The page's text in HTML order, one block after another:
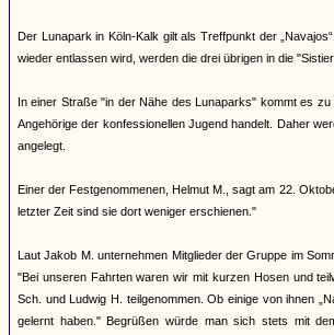
Der Lunapark in Köln-Kalk gilt als Treffpunkt der
wieder entlassen wird, werden die drei übrigen in die
In einer Straße "in der Nähe des Lunaparks" kommt es
Angehörige der konfessionellen Jugend handelt. Daher
angelegt.
Einer der Festgenommenen, Helmut M., sagt am 22.
letzter Zeit sind sie dort weniger erschienen."
Laut Jakob M. unternehmen Mitglieder der Gruppe im
"Bei unseren Fahrten waren wir mit kurzen Hosen und
Sch. und Ludwig H. teilgenommen. Ob einige von ihnen
gelernt haben." Begrüßen würde man sich stets mit